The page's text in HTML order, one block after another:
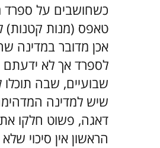
כשחושבים על ספרד
טאפס (מנות קטנות)
אכן מדובר במדינה
לספרד אך לא ידעתם
שבועיים, שבה
שיש למדינה
הראשון אין סיכוי